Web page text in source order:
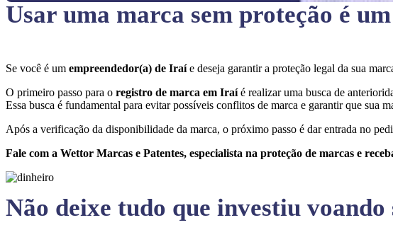
Usar uma marca sem proteção é
Se você é um empreendedor(a) de Iraíe deseja garantir a proteção legal da sua
O primeiro passo para o registro de marca em Iraíé realizar uma busca de
Essa busca é fundamental para evitar possíveis conflitos de marca e garantir que sua
Após a verificação da disponibilidade da marca, o próximo passo é dar entrada no
Fale com a Wettor Marcas e Patentes, especialista na proteção de marcas e
Não deixe tudo que investiu